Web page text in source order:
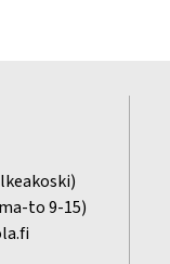
to 9-15)